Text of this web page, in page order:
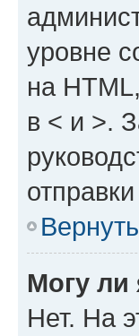
уровне
на
в < и >.
Могу ли
Нет. На